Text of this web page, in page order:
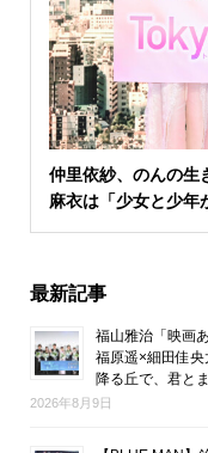
仲里依紗、のんの生
麻衣は「少女と少年
最新記事
福山雅治「映画
福原遥×細田佳
降る丘で、君と
2026年8月9日